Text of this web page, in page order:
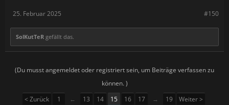
#150
25. Februar 2025
SolKutTeR gefällt das.
(Du musst angemeldet oder registriert sein, um Beiträge verfassen zu
können. )
< Zurück
1 ← 13 14 15 16 17 → 19 Weiter >